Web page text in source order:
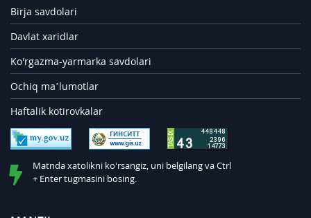
Birja savdolari
Davlat xaridlar
Ko'rgazma-yarmarka savdolari
Ochiq ma’lumotlar
Haftalik kotirovkalar
Matnda xatolikni ko'rsangiz, uni belgilang va Ctrl
+ Enter tugmasini bosing.